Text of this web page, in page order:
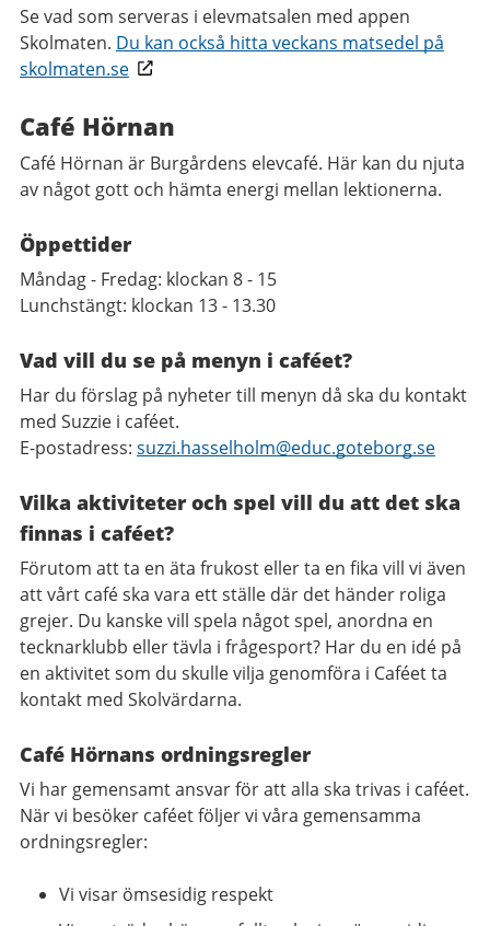
Se vad som serveras i elevmatsalen med appen
Skolmaten. Du kan också hitta veckans matsedel på
skolmaten.se
Café Hörnan
Café Hörnan är Burgårdens elevcafé. Här kan du njuta
av något gott och hämta energi mellan lektionerna.
Öppettider
Måndag - Fredag: klockan 8 - 15
Lunchstängt: klockan 13 - 13.30
Vad vill du se på menyn i caféet?
Har du förslag på nyheter till menyn då ska du kontakt
med Suzzie i caféet.
E-postadress: suzzi.hasselholm@educ.goteborg.se
Vilka aktiviteter och spel vill du att det ska
finnas i caféet?
Förutom att ta en äta frukost eller ta en fika vill vi även
att vårt café ska vara ett ställe där det händer roliga
grejer. Du kanske vill spela något spel, anordna en
tecknarklubb eller tävla i frågesport? Har du en idé på
en aktivitet som du skulle vilja genomföra i Caféet ta
kontakt med Skolvärdarna.
Café Hörnans ordningsregler
Vi har gemensamt ansvar för att alla ska trivas i caféet.
När vi besöker caféet följer vi våra gemensamma
ordningsregler:
Vi visar ömsesidig respekt